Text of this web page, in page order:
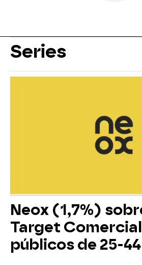
Series
Neox (1,7%)
Target
públicos de 25-